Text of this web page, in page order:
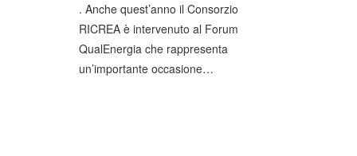
. Anche quest’anno il Consorzio
RICREA è intervenuto al Forum
QualEnergia che rappresenta
un’importante occasione…